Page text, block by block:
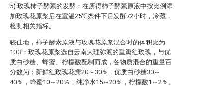
5).玫瑰柿子酵素的发酵：在所得柿子酵素原液中按比例添
加玫瑰花原浆后在室温25℃条件下后发酵72小时，冷藏，
检测相关指标。
较佳地，柿子酵素原液与玫瑰花原浆混合时的体积比为
10:3；玫瑰花原浆选自云南大理弥渡的重瓣红玫瑰，与优
质白砂糖、蜂蜜、柠檬酸配制而成，各物质混合的重量百
分数为：新鲜红玫瑰花瓣20～30％，优质白砂糖30～
40％，蜂蜜10～20％，纯净水15～20％，柠檬酸1～2％。